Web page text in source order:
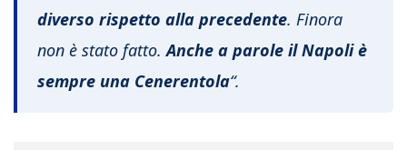
diverso rispetto alla precedente. Finora
non è stato fatto.Anche a parole il Napoli è
sempre una Cenerentola“.